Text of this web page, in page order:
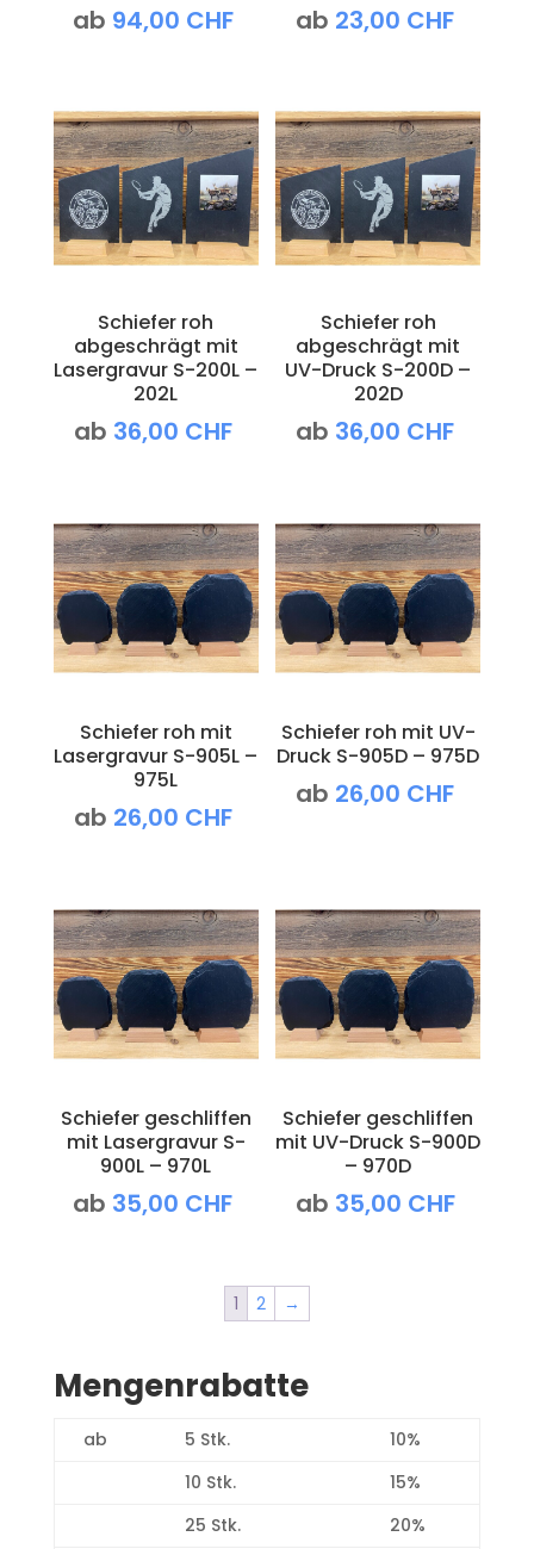
ab 94,00 CHF ab 23,00 CHF
Schiefer roh
abgeschrägt mit
Lasergravur S-200L –
202L
ab 36,00 CHF
Schiefer roh
abgeschrägt mit
UV-Druck S-200D –
202D
ab 36,00 CHF
Schiefer roh mit
Lasergravur S-905L –
975L
ab 26,00 CHF
Schiefer roh mit UV-
Druck S-905D – 975D
ab 26,00 CHF
Schiefer geschliffen
mit Lasergravur S-
900L – 970L
ab 35,00 CHF
Schiefer geschliffen
mit UV-Druck S-900D
– 970D
ab 35,00 CHF
1 2 →
Mengenrabatte
ab 5 Stk.
10%
10 Stk.
15%
25 Stk.
20%